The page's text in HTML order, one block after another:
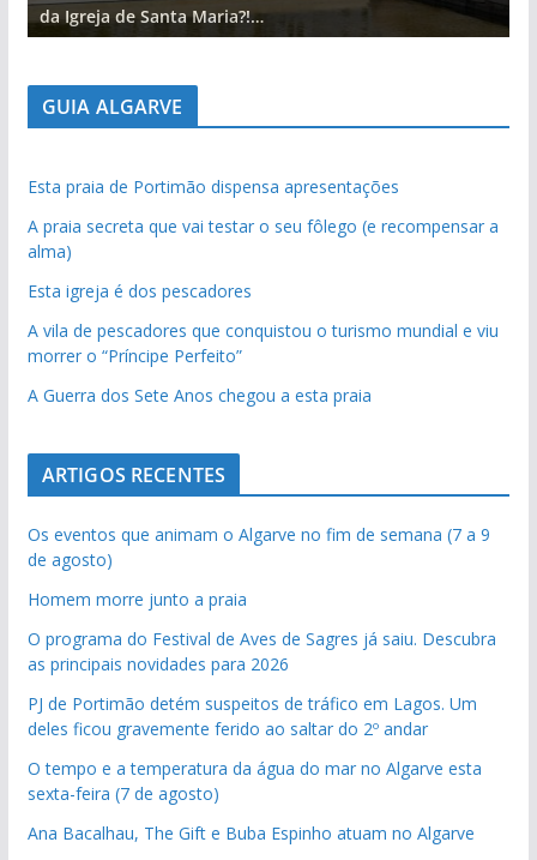
da Igreja de Santa Maria?!…
GUIA ALGARVE
Esta praia de Portimão dispensa apresentações
A praia secreta que vai testar o seu fôlego (e recompensar a
alma)
Esta igreja é dos pescadores
A vila de pescadores que conquistou o turismo mundial e viu
morrer o “Príncipe Perfeito”
A Guerra dos Sete Anos chegou a esta praia
ARTIGOS RECENTES
Os eventos que animam o Algarve no fim de semana (7 a 9
de agosto)
Homem morre junto a praia
O programa do Festival de Aves de Sagres já saiu. Descubra
as principais novidades para 2026
PJ de Portimão detém suspeitos de tráfico em Lagos. Um
deles ficou gravemente ferido ao saltar do 2º andar
O tempo e a temperatura da água do mar no Algarve esta
sexta-feira (7 de agosto)
Ana Bacalhau, The Gift e Buba Espinho atuam no Algarve